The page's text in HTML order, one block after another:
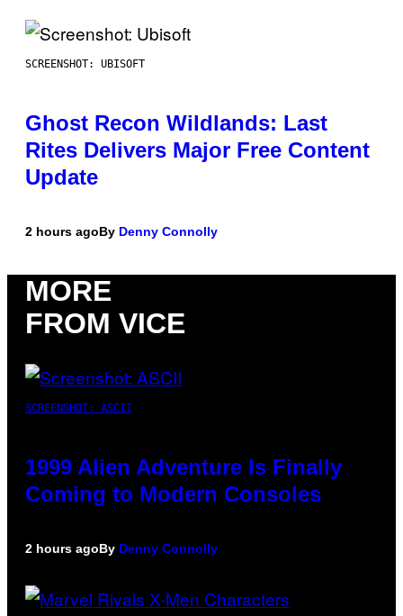
SCREENSHOT: UBISOFT
Ghost Recon Wildlands: Last
Rites Delivers Major Free Content
Update
2 hours agoBy Denny Connolly
MORE
FROM VICE
SCREENSHOT: ASCII
1999 Alien Adventure Is Finally
Coming to Modern Consoles
2 hours agoBy Denny Connolly